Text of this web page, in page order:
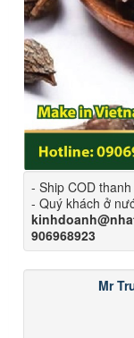
- Ship COD
- Quý khách ở
906968923
Mr